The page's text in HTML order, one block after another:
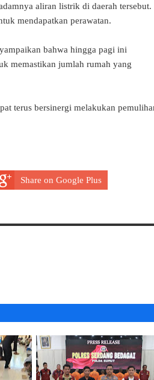
aliran listrik di daerah tersebut.
mendapatkan perawatan.
bahwa hingga pagi ini
memastikan jumlah rumah yang
terus bersinergi melakukan
Share on Google Plus